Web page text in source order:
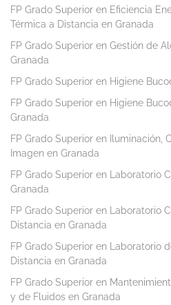
FP Grado Superior en Eficiencia
Térmica a Distancia en Granada
FP Grado Superior en Gestión de
Granada
FP Grado Superior en Higiene
FP Grado Superior en Higiene
Granada
FP Grado Superior en Iluminación,
Imagen en Granada
FP Grado Superior en Laboratorio
Granada
FP Grado Superior en Laboratorio
Distancia en Granada
FP Grado Superior en Laboratorio
Distancia en Granada
FP Grado Superior en
y de Fluidos en Granada